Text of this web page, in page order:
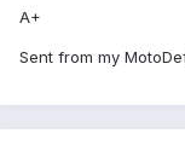
A+
Sent from my